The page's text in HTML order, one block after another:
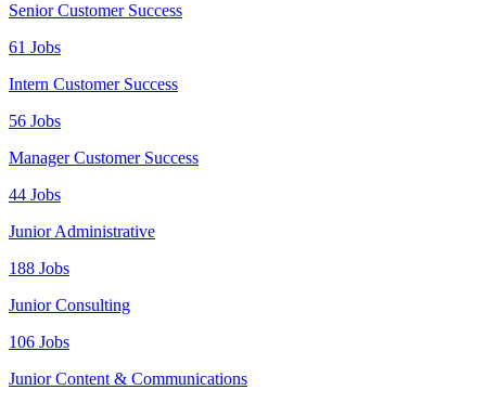
Senior Customer Success
61 Jobs
Intern Customer Success
56 Jobs
Manager Customer Success
44 Jobs
Junior Administrative
188 Jobs
Junior Consulting
106 Jobs
Junior Content & Communications